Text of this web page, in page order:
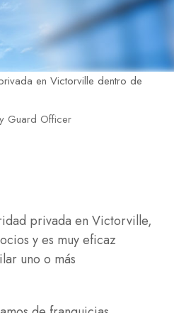
Guard Officer
privada en Victorville,
y es muy eficaz
uno o más